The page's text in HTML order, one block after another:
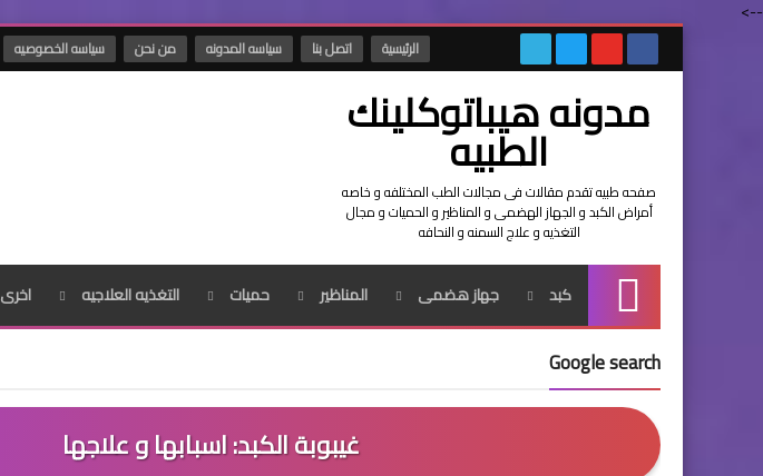
-->
الرئيسية اتصل بنا سياسه المدونه من نحن سياسه الخصوصيه
مدونه هيباتوكلينك
الطبيه
صفحه طبيه تقدم مقالات فى مجالات الطب المختلفه و خاصه
أمراض الكبد و الجهاز الهضمى و المناظير و الحميات و مجال
التغذيه و علاج السمنه و النحافه
الرئيسية
كبد جهاز هضمى المناظير حميات التغذيه العلاجيه اخرى
Google search
غيبوبة الكبد: اسبابها و علاجها